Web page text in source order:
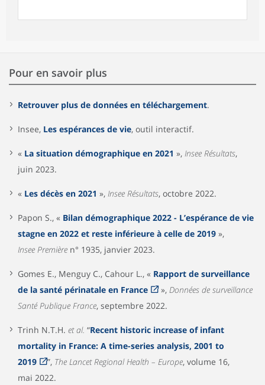
Pour en savoir plus
Retrouver plus de données en téléchargement.
Insee, Les espérances de vie, outil interactif.
« La situation démographique en 2021 », Insee Résultats,
juin 2023.
« Les décès en 2021 », Insee Résultats, octobre 2022.
Papon S., « Bilan démographique 2022 - L’espérance de vie
stagne en 2022 et reste inférieure à celle de 2019 »,
Insee Première n° 1935, janvier 2023.
Gomes E., Menguy C., Cahour L., « Rapport de surveillance
de la santé périnatale en France
», Données de surveillance
Santé Publique France, septembre 2022.
Trinh N.T.H. et al. “Recent historic increase of infant
mortality in France: A time-series analysis, 2001 to
2019
”, The Lancet Regional Health – Europe, volume 16,
mai 2022.